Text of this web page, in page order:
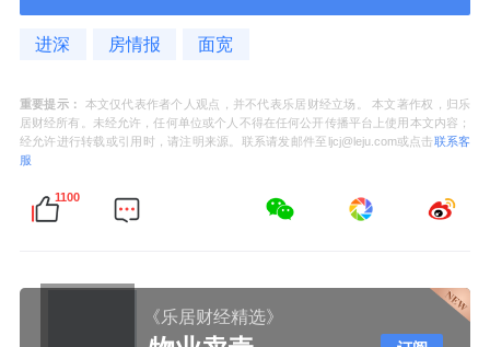
除了阳台，从产品图可以看出，梧桐府的
南向有花园赠送
。在北京，很多年没见到一层
赠送花园的楼盘
梧桐府层高3.1米，跟城六区的10万 的豪宅比
还是有不少差距，例如海淀建发海晏的最大
进深 房情报 面宽
重要提示：
本文仅代表作者个人观点，并不代表乐居财经立场。 本文著作权，归乐
居财经所有。未经允许，任何单位或个人不得在任何公开传播平台上使用本文内容；
经允许进行转载或引用时，请注明来源。联系请发邮件至ljcj@leju.com或点击联系客
服
1100
《乐居财经精选》